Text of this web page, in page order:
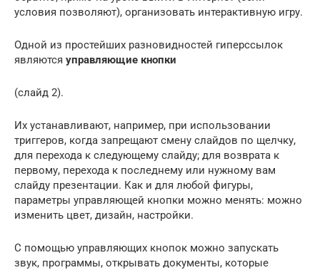
условия позволяют), организовать интерактивную игру.
Одной из простейших разновидностей гиперссылок
являются управляющие кнопки
(слайд 2).
Их устанавливают, например, при использовании
триггеров, когда запрещают смену слайдов по щелчку,
для перехода к следующему слайду; для возврата к
первому, перехода к последнему или нужному вам
слайду презентации. Как и для любой фигуры,
параметры управляющей кнопки можно менять: можно
изменить цвет, дизайн, настройки.
С помощью управляющих кнопок можно запускать
звук, программы, открывать документы, которые